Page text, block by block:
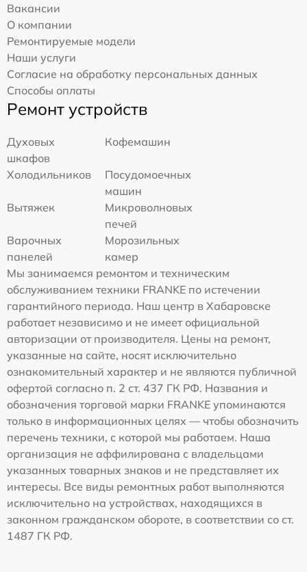
Вакансии
О компании
Ремонтируемые модели
Наши услуги
Согласие на обработку персональных данных
Способы оплаты
Ремонт устройств
Духовых
шкафов
Кофемашин
Холодильников
Посудомоечных
машин
Вытяжек
Микроволновых
печей
Варочных
панелей
Морозильных
камер
Мы занимаемся ремонтом и техническим
обслуживанием техники FRANKE по истечении
гарантийного периода. Наш центр в Хабаровске
работает независимо и не имеет официальной
авторизации от производителя. Цены на ремонт,
указанные на сайте, носят исключительно
ознакомительный характер и не являются публичной
офертой согласно п. 2 ст. 437 ГК РФ. Названия и
обозначения торговой марки FRANKE упоминаются
только в информационных целях — чтобы обозначить
перечень техники, с которой мы работаем. Наша
организация не аффилирована с владельцами
указанных товарных знаков и не представляет их
интересы. Все виды ремонтных работ выполняются
исключительно на устройствах, находящихся в
законном гражданском обороте, в соответствии со ст.
1487 ГК РФ.